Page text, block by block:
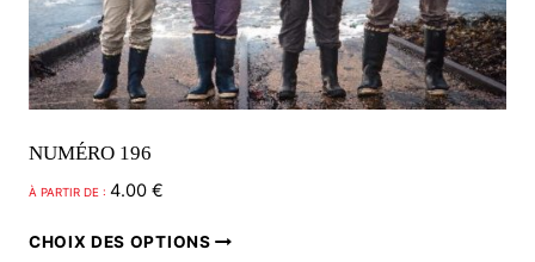
NUMÉRO 196
À PARTIR DE : 4.00 €
CHOIX DES OPTIONS